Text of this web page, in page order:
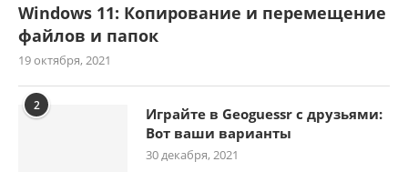
Windows 11: Копирование и перемещение
файлов и папок
19 октября, 2021
2
Играйте в Geoguessr с друзьями:
Вот ваши варианты
30 декабря, 2021